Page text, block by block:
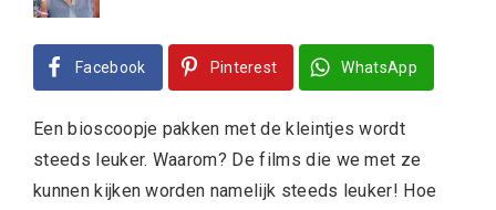
Facebook Pinterest WhatsApp
Een bioscoopje pakken met de kleintjes wordt
steeds leuker. Waarom? De films die we met ze
kunnen kijken worden namelijk steeds leuker! Hoe